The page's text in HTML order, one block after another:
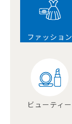
ファッション
ビューティー